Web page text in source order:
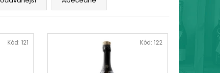
Kód: 121 Kód: 122
"PRŮŘEZ CHUTÍ"